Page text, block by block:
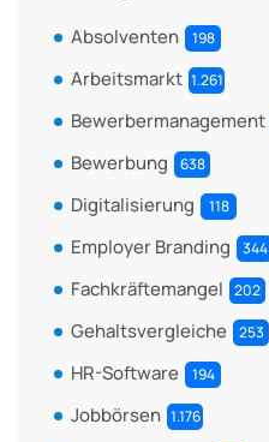
Absolventen 198
Arbeitsmarkt 1.261
Bewerbermanagement
Bewerbung 638
Digitalisierung 118
Employer Branding 344
Fachkräftemangel 202
Gehaltsvergleiche 253
HR-Software 194
Jobbörsen 1.176